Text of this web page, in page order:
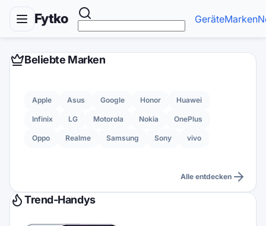
Fytko GeräteMarken
Beliebte Marken
Apple Asus Google Honor Huawei
Infinix LG Motorola Nokia OnePlus
Oppo Realme Samsung Sony vivo
Alle entdecken
Trend-Handys